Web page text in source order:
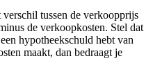
verschil tussen de verkoopprijs
de verkoopkosten. Stel dat
hypotheekschuld hebt van
maakt, dan bedraagt je